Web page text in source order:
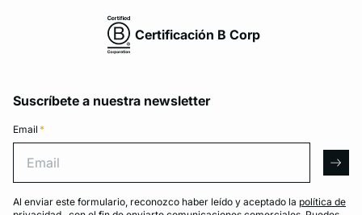
Certificación B Corp
Suscríbete a nuestra newsletter
Email *
Al enviar este formulario, reconozco haber leído y aceptado la política de